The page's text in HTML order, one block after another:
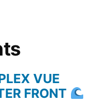
VUE
FRONT